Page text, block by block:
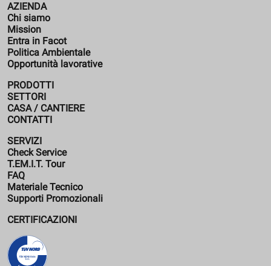
AZIENDA
Chi siamo
Mission
Entra in Facot
Politica Ambientale
Opportunità lavorative
PRODOTTI
SETTORI
CASA / CANTIERE
CONTATTI
SERVIZI
Check Service
T.EM.I.T. Tour
FAQ
Materiale Tecnico
Supporti Promozionali
CERTIFICAZIONI